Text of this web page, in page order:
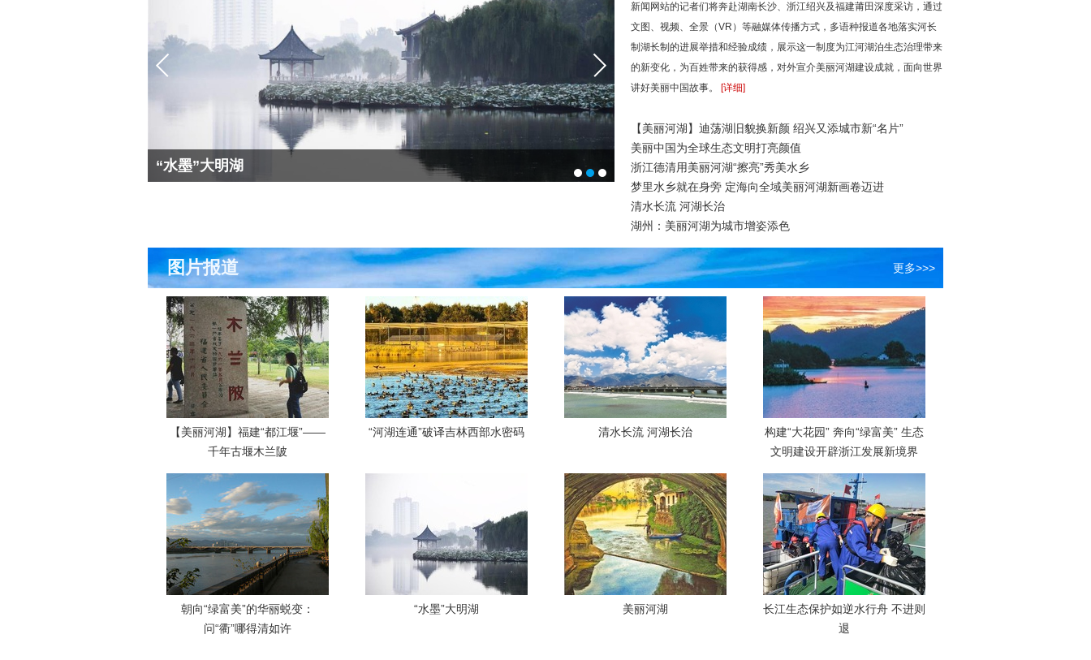
朝向“绿富美”的华丽蜕变：问“衢”哪得清如许
“水墨”大明湖 生态中国·壮美山河瞰新疆
新闻网站的记者们将奔赴湖南长沙、浙江绍兴及福建莆田深度采访，通过
文图、视频、全景（VR）等融媒体传播方式，多语种报道各地落实河长
制湖长制的进展举措和经验成绩，展示这一制度为江河湖泊生态治理带来
的新变化，为百姓带来的获得感，对外宣介美丽河湖建设成就，面向世界
讲好美丽中国故事。
[详细]
【美丽河湖】迪荡湖旧貌换新颜 绍兴又添城市新“名片”
美丽中国为全球生态文明打亮颜值
浙江德清用美丽河湖“擦亮”秀美水乡
梦里水乡就在身旁 定海向全域美丽河湖新画卷迈进
清水长流 河湖长治
湖州：美丽河湖为城市增姿添色
更多>>>
图片报道
【美丽河湖】福建“都江堰”——
千年古堰木兰陂
“河湖连通”破译吉林西部水密码 清水长流 河湖长治
构建“大花园” 奔向“绿富美” 生态
文明建设开辟浙江发展新境界
朝向“绿富美”的华丽蜕变：
问“衢”哪得清如许
“水墨”大明湖 美丽河湖
长江生态保护如逆水行舟 不进则
退